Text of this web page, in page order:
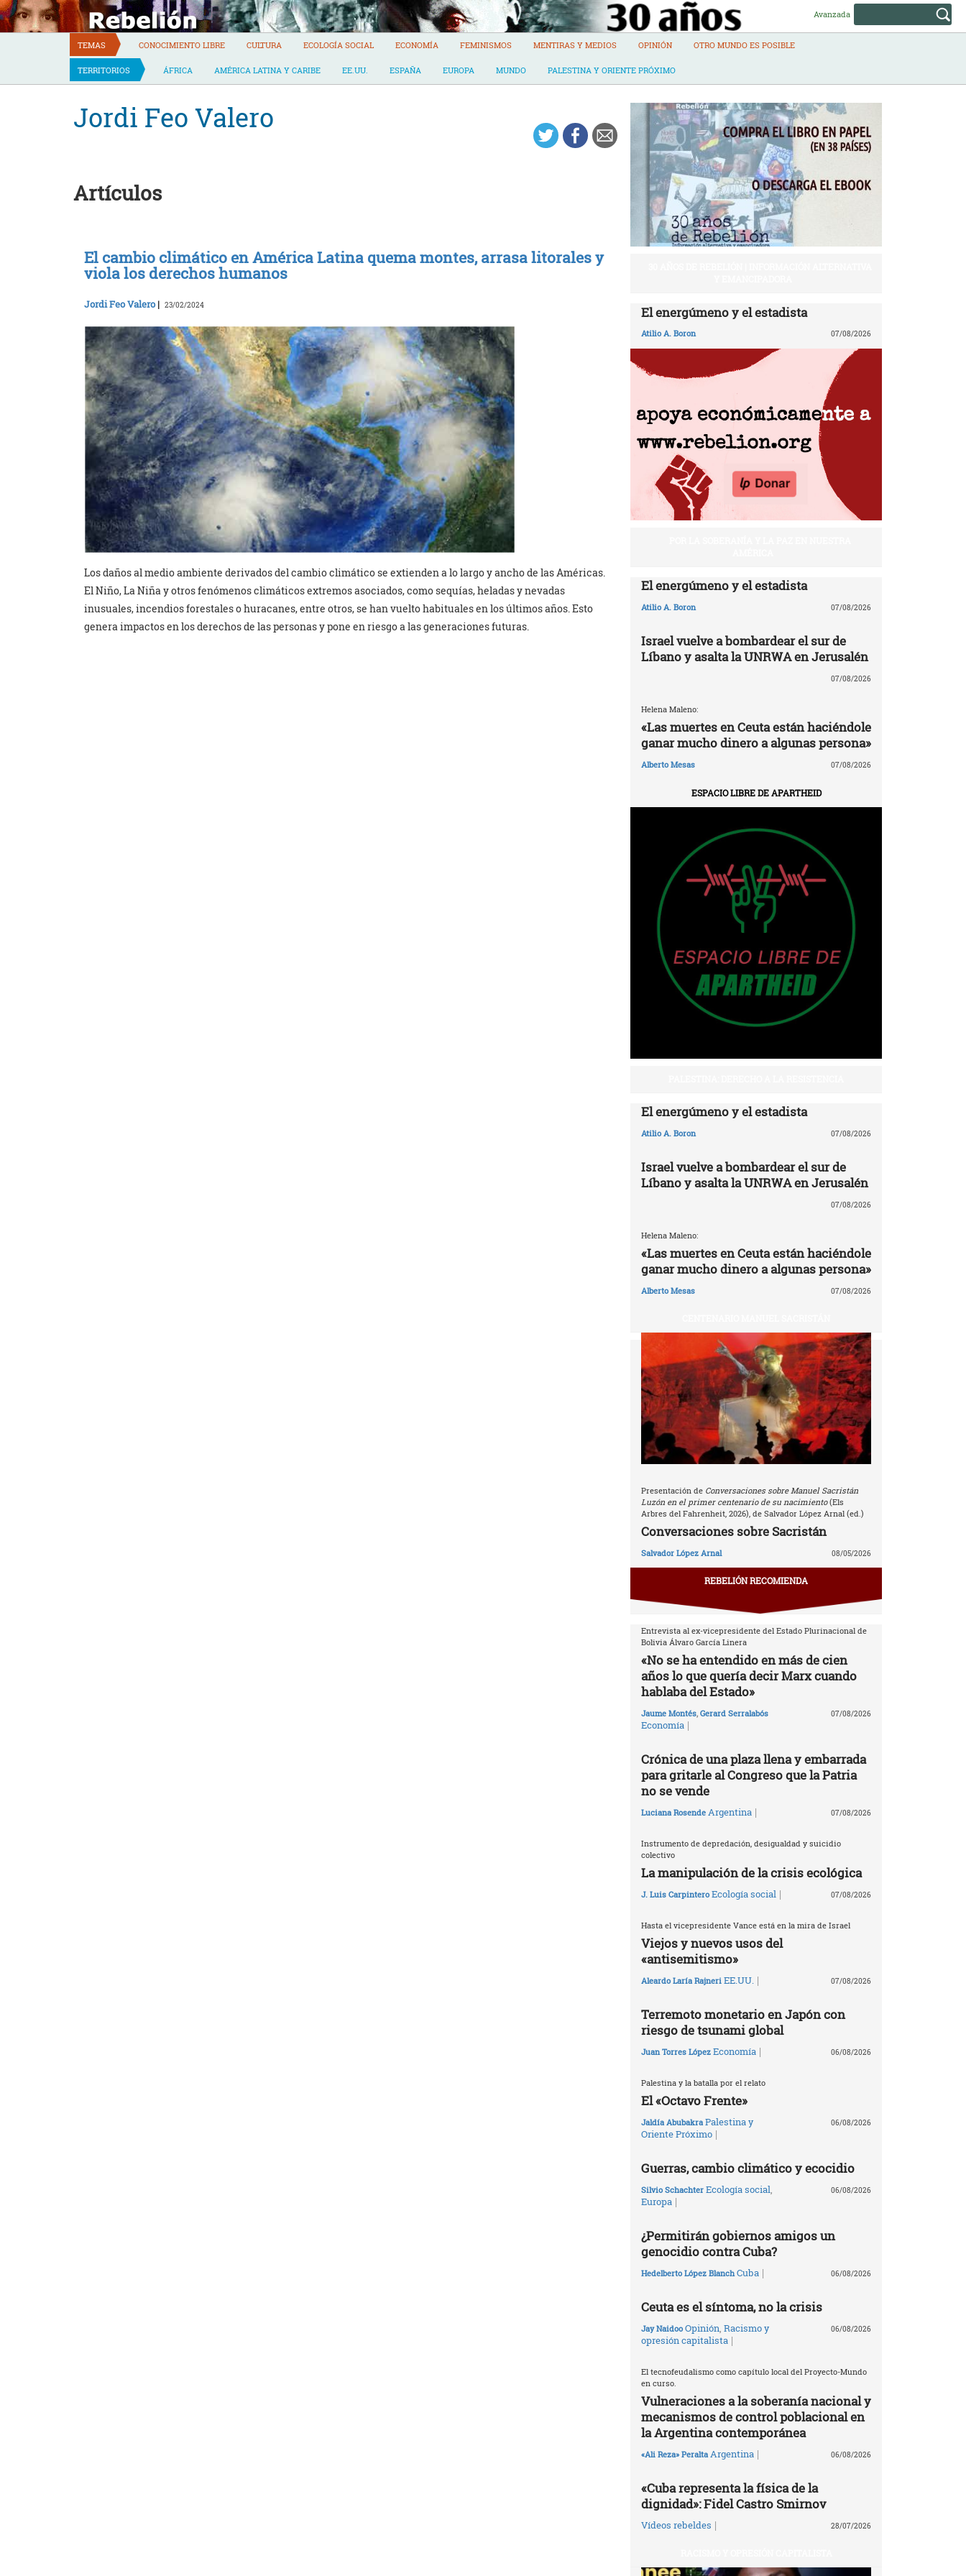
Skip
to
content
Avanzada
TEMAS CONOCIMIENTO LIBRE CULTURA ECOLOGÍA SOCIAL ECONOMÍA FEMINISMOS MENTIRAS Y MEDIOS OPINIÓN OTRO MUNDO ES POSIBLE
TERRITORIOS ÁFRICA AMÉRICA LATINA Y CARIBE EE.UU. ESPAÑA EUROPA MUNDO PALESTINA Y ORIENTE PRÓXIMO
Jordi Feo Valero
Artículos
El cambio climático en América Latina quema montes, arrasa litorales y
viola los derechos humanos
Jordi Feo Valero| 23/02/2024
Los daños al medio ambiente derivados del cambio climático se extienden a lo largo y ancho de las Américas.
El Niño, La Niña y otros fenómenos climáticos extremos asociados, como sequías, heladas y nevadas
inusuales, incendios forestales o huracanes, entre otros, se han vuelto habituales en los últimos años. Esto
genera impactos en los derechos de las personas y pone en riesgo a las generaciones futuras.
El energúmeno y el estadista
Atilio A. Boron 07/08/2026
El energúmeno y el estadista
Atilio A. Boron 07/08/2026
Israel vuelve a bombardear el sur de
Líbano y asalta la UNRWA en Jerusalén
07/08/2026
Helena Maleno:
«Las muertes en Ceuta están haciéndole
ganar mucho dinero a algunas persona»
Alberto Mesas 07/08/2026
ESPACIO LIBRE DE APARTHEID
El energúmeno y el estadista
Atilio A. Boron 07/08/2026
Israel vuelve a bombardear el sur de
Líbano y asalta la UNRWA en Jerusalén
07/08/2026
Helena Maleno:
«Las muertes en Ceuta están haciéndole
ganar mucho dinero a algunas persona»
Alberto Mesas 07/08/2026
Presentación de Conversaciones sobre Manuel Sacristán
Luzón en el primer centenario de su nacimiento(Els
Arbres del Fahrenheit, 2026), de Salvador López Arnal (ed.)
Conversaciones sobre Sacristán
Salvador López Arnal 08/05/2026
REBELIÓN RECOMIENDA
Entrevista al ex-vicepresidente del Estado Plurinacional de
Bolivia Álvaro García Linera
«No se ha entendido en más de cien
años lo que quería decir Marx cuando
hablaba del Estado»
Jaume Montés, Gerard Serralabós
Economía |
07/08/2026
Crónica de una plaza llena y embarrada
para gritarle al Congreso que la Patria
no se vende
Luciana Rosende Argentina | 07/08/2026
Instrumento de depredación, desigualdad y suicidio
colectivo
La manipulación de la crisis ecológica
J. Luis Carpintero Ecología social | 07/08/2026
Hasta el vicepresidente Vance está en la mira de Israel
Viejos y nuevos usos del
«antisemitismo»
Aleardo Laría Rajneri EE.UU. | 07/08/2026
Terremoto monetario en Japón con
riesgo de tsunami global
Juan Torres López Economía | 06/08/2026
Palestina y la batalla por el relato
El «Octavo Frente»
Jaldía Abubakra Palestina y
Oriente Próximo |
06/08/2026
Guerras, cambio climático y ecocidio
Silvio Schachter Ecología social
Europa |
06/08/2026
¿Permitirán gobiernos amigos un
genocidio contra Cuba?
Hedelberto López Blanch Cuba | 06/08/2026
Ceuta es el síntoma, no la crisis
Jay Naidoo Opinión Racismo y
opresión capitalista |
06/08/2026
El tecnofeudalismo como capítulo local del Proyecto-Mundo
en curso.
Vulneraciones a la soberanía nacional y
mecanismos de control poblacional en
la Argentina contemporánea
«Ali Reza» Peralta Argentina | 06/08/2026
«Cuba representa la física de la
dignidad»: Fidel Castro Smirnov
Vídeos rebeldes | 28/07/2026